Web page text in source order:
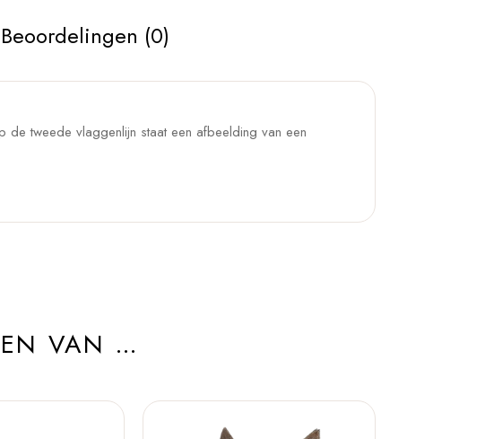
Beoordelingen (0)
de tweede vlaggenlijn staat een afbeelding van een
VAN …